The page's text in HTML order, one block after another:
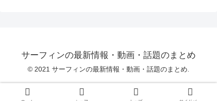
サーフィンの最新情報・動画・話題のまとめ
© 2021 サーフィンの最新情報・動画・話題のまとめ.